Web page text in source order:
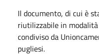
Il documento, di cui è
riutilizzabile in
condiviso da
pugliesi.